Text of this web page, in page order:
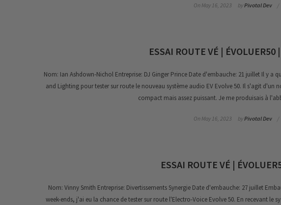
On May 16, 2023 byPivotal Dev
ESSAI ROUTE VÉ | ÉVOLUER50
Nom: Ian Ashdown-Nichol Entreprise: DJ Ginger Prince Date d'embauche: 21 juillet Il y a
and Lighting pour tester sur route le nouveau système audio EV Evolve 50. Il s'agit
compact mais assez puissant. Je me produisais à
On May 16, 2023 byPivotal Dev
ESSAI ROUTE VÉ |
Nom: Vinny Smith Entreprise: Divertissements Synergie Date d'embauche: 27 juillet
week-ends, j'ai eu la chance de tester sur route l'Electro-Voice Evolve 50. En recevant le